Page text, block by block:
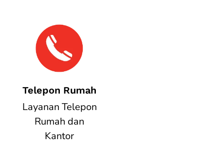
Telepon Rumah
Layanan Telepon
Rumah dan
Kantor